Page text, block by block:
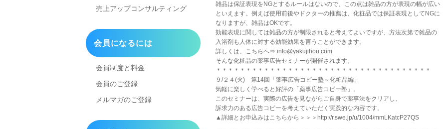
雑品は保証表現をNGとするルールはないので、この点は雑品の方が表現の幅が広い
といえます。例えば使用前後やドクターの推薦は、化粧品では保証表現としてNGに
なりますが、雑品はOKです。
効能表現に関しては雑品の方が制限されると考えてよいですが、方法次第で雑品の
入浴剤も人体に対する効能効果を言うことができます。
詳しくは、こちらへ⇒ info@yakujihou.com
そんな化粧品の薬事広告セミナーが開催されます。
＊＊＊＊＊＊＊＊＊＊＊＊＊＊＊＊＊＊＊＊＊＊＊＊＊＊＊＊＊＊＊＊＊＊＊＊
９/２４(火) 第14回「薬事広告コピー塾～化粧品編」
気軽に楽しく学べると好評の「薬事広告コピー塾」。
このセミナーは、実際の広告を見ながらご自身で薬事法をクリアし、
訴求力のある広告コピーを考えていただく実践的な内容です。
▲詳細とお申込みはこちらから＞＞＞http://r.swe.jp/u/1004/mmLKatcP27QS
売上アップコンサルティング
会員になるには
会員制度と料金
会員のご登録
メルマガのご登録